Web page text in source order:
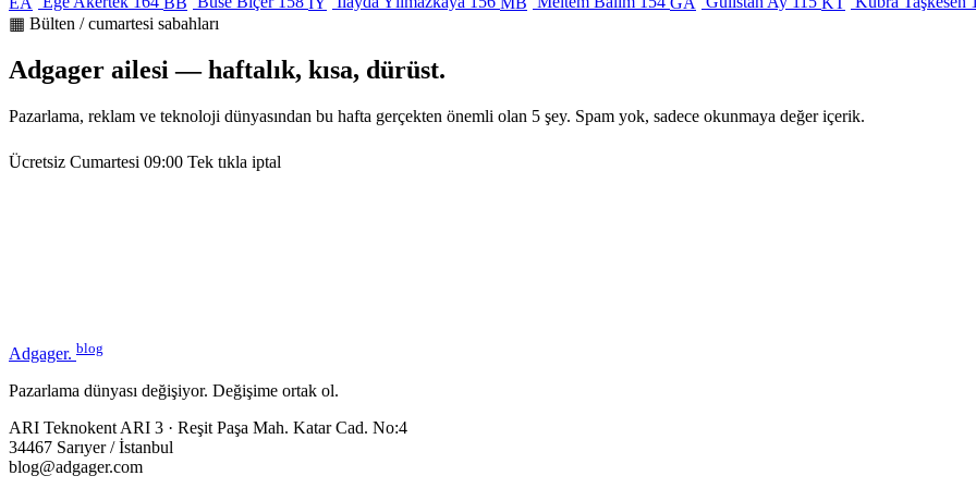
▦ Bülten / cumartesi sabahları
Adgager ailesi — haftalık, kısa, dürüst.
Pazarlama, reklam ve teknoloji dünyasından bu hafta gerçekten önemli olan 5 şey. Spam yok, sadece okunmaya değer içerik.
Ücretsiz Cumartesi 09:00 Tek tıkla iptal
Adgager. blog
Pazarlama dünyası değişiyor. Değişime ortak ol.
ARI Teknokent ARI 3 · Reşit Paşa Mah. Katar Cad. No:4
34467 Sarıyer / İstanbul
blog@adgager.com